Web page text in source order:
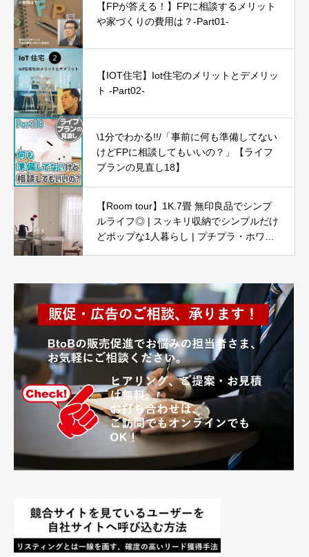
【FPが答える！】FPに相談するメリット
や家づくりの費用は？-Part01-
【IOT住宅】Iot住宅のメリットとデメリッ
ト -Part02-
\1分でわかる!!/「事前に何も準備してない
けどFPに相談してもいいの？」【ライフ
プランの見直し18】
【Room tour】1K.7畳 無印良品でシンプ
ルライフ◎ | スッキリ収納でシンプルだけ
どポップな1人暮らし | プチプラ・ホワイ